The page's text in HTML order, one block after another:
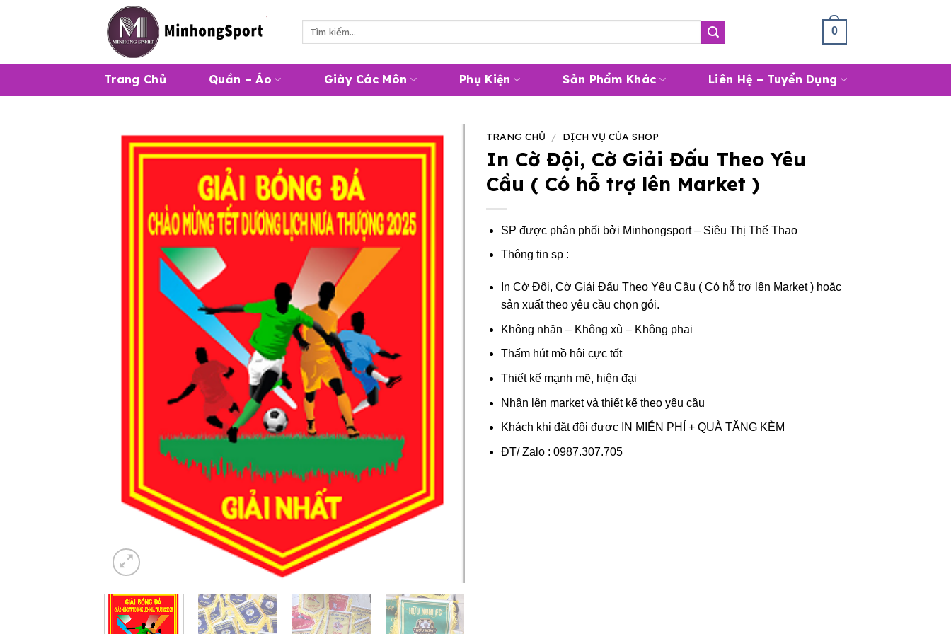
Tìm
0
Trang Chủ Quần – Áo Giày Các Môn Phụ Kiện Sản Phẩm Khác Liên Hệ – Tuyển Dụng
TRANG CHỦ / DỊCH VỤ CỦA SHOP
In Cờ Đội, Cờ Giải Đấu Theo Yêu
Cầu ( Có hỗ trợ lên Market )
SP được phân phối bởi Minhongsport – Siêu Thị Thể Thao
Thông tin sp :
In Cờ Đội, Cờ Giải Đấu Theo Yêu Cầu ( Có hỗ trợ lên Market ) hoặc
sản xuất theo yêu cầu chọn gói.
Không nhăn – Không xù – Không phai
Thấm hút mồ hôi cực tốt
Thiết kế mạnh mẽ, hiện đại
Nhận lên market và thiết kế theo yêu cầu
Khách khi đặt đội được IN MIỄN PHÍ + QUÀ TẶNG KÈM
ĐT/ Zalo : 0987.307.705